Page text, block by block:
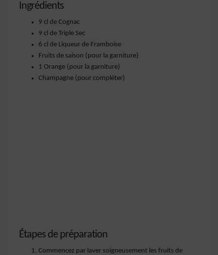
Ingrédients
9 cl de Cognac
9 cl de Triple Sec
6 cl de Liqueur de Framboise
Fruits de saison (pour la garniture)
1 Orange (pour la garniture)
Champagne (pour compléter)
Étapes de préparation
Commencez par laver soigneusement les fruits de